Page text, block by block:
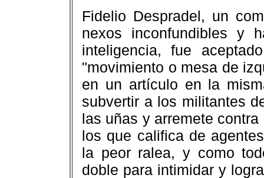
Fidelio Despradel, un
nexos inconfundibles y
inteligencia, fue
"movimiento o mesa de
en un artículo en la
subvertir a los militantes
las uñas y arremete
los que califica de
la peor ralea, y como
doble para intimidar y